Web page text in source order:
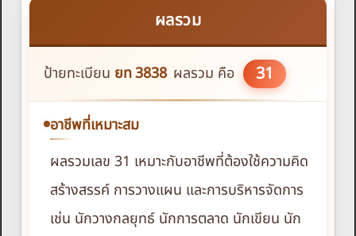
ผลรวม
ป้ายทะเบียน ยท3838 ผลรวม คือ 31
อาชีพที่เหมาะสม
ผลรวมเลข 31 เหมาะกับอาชีพที่ต้องใช้ความคิด
สร้างสรรค์ การวางแผน และการบริหารจัดการ
เช่น นักวางกลยุทธ์ นักการตลาด นักเขียน นัก